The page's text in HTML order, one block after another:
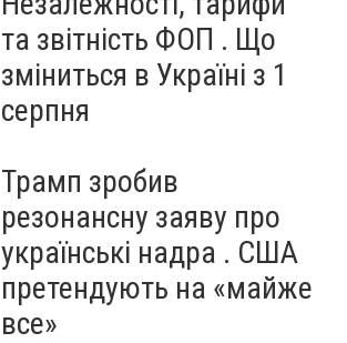
та звітність ФОП . Що
зміниться в Україні з 1
серпня
Трамп зробив
резонансну заяву про
українські надра . США
претендують на «майже
все»